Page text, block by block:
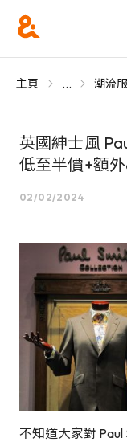
主頁 ... 潮流
英國紳士風
低至半價+額
02/02/2024
不知道大家對